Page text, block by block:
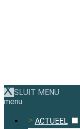
SLUIT MENU
menu
ACTUEEL